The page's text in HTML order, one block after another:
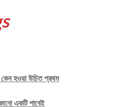
কেন হওয়া উচিত প্রথম
একটি পাবেই